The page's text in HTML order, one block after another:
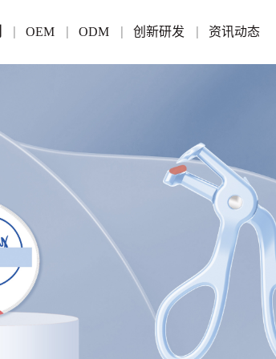
OEM ODM 创新研发 资讯动态